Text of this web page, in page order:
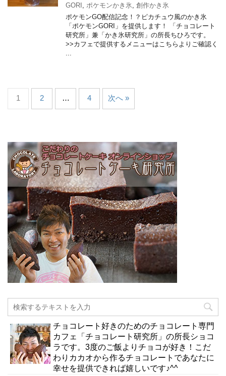
GORI , ポケモンかき氷, 創作かき氷
ポケモンGO配信記念！？ピカチュウ風のかき氷
「ポケモンGORI」を提供します！ 「チョコレート
研究所」兼「かき氷研究所」の所長ちひろです。
>>カフェで提供するメニューはこちらよりご確認く
...
1 2 … 4 次へ »
チョコレート好きのためのチョコレート専門
カフェ「チョコレート研究所」の所長ショコ
ラです。3度のご飯よりチョコが好き！こだ
わりカカオから作るチョコレートであなたに
幸せを提供できれば嬉しいです♪^^